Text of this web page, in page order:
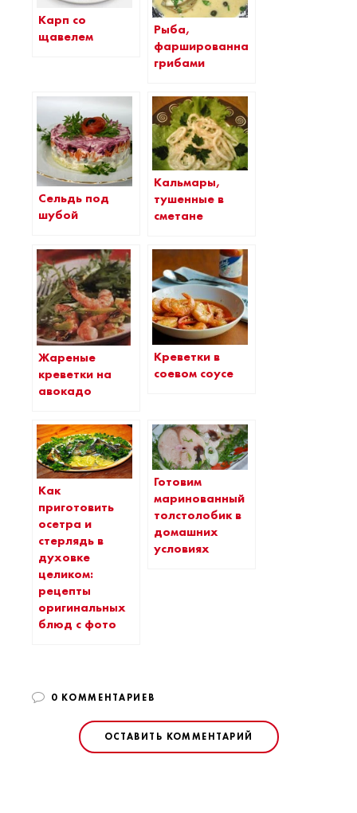
Карп со
щавелем
Рыба,
фаршированная
грибами
Сельдь под
шубой
Кальмары,
тушенные в
сметане
Жареные
креветки на
авокадо
Креветки в
соевом соусе
Как
приготовить
осетра и
стерлядь в
духовке
целиком:
рецепты
оригинальных
блюд с фото
Готовим
маринованный
толстолобик в
домашних
условиях
0 КОММЕНТАРИЕВ
ОСТАВИТЬ КОММЕНТАРИЙ